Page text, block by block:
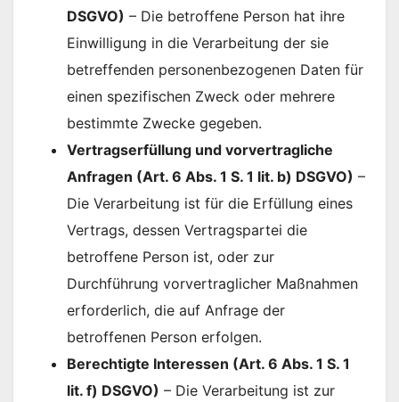
DSGVO) – Die betroffene Person hat ihre
Einwilligung in die Verarbeitung der sie
betreffenden personenbezogenen Daten für
einen spezifischen Zweck oder mehrere
bestimmte Zwecke gegeben.
Vertragserfüllung und vorvertragliche
Anfragen (Art. 6 Abs. 1 S. 1 lit. b) DSGVO) –
Die Verarbeitung ist für die Erfüllung eines
Vertrags, dessen Vertragspartei die
betroffene Person ist, oder zur
Durchführung vorvertraglicher Maßnahmen
erforderlich, die auf Anfrage der
betroffenen Person erfolgen.
Berechtigte Interessen (Art. 6 Abs. 1 S. 1
lit. f) DSGVO) – Die Verarbeitung ist zur